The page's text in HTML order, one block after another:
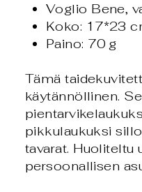
Voglio Bene,
Koko: 17*23
Paino: 70 g
Tämä
käytännöllinen.
pikkulaukuksi
tavarat. Huoliteltu
persoonallisen